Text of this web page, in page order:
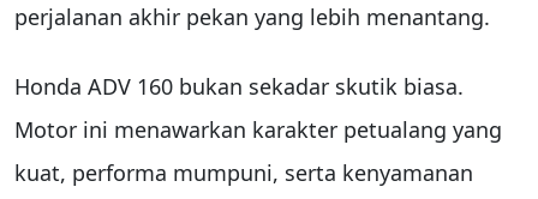
perjalanan akhir pekan yang lebih menantang.
Honda ADV 160 bukan sekadar skutik biasa.
Motor ini menawarkan karakter petualang yang
kuat, performa mumpuni, serta kenyamanan